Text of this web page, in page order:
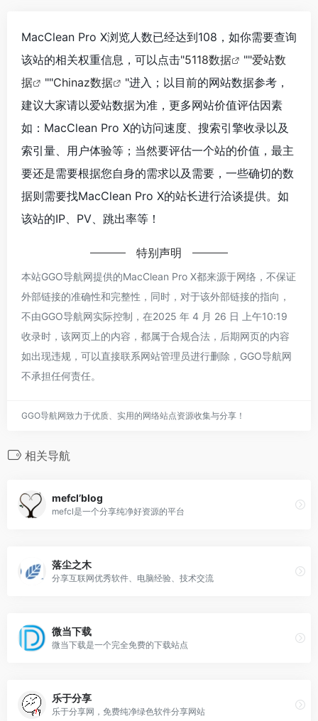
MacClean Pro X浏览人数已经达到108，如你需要查询
该站的相关权重信息，可以点击"5118数据 ""爱站数
据
""Chinaz数据
"进入；以目前的网站数据参考，
建议大家请以爱站数据为准，更多网站价值评估因素
如：MacClean Pro X的访问速度、搜索引擎收录以及
索引量、用户体验等；当然要评估一个站的价值，最主
要还是需要根据您自身的需求以及需要，一些确切的数
据则需要找MacClean Pro X的站长进行洽谈提供。如
该站的IP、PV、跳出率等！
特别声明
本站GGO导航网提供的MacClean Pro X都来源于网络，不保证
外部链接的准确性和完整性，同时，对于该外部链接的指向，
不由GGO导航网实际控制，在2025 年 4 月 26 日 上午10:19
收录时，该网页上的内容，都属于合规合法，后期网页的内容
如出现违规，可以直接联系网站管理员进行删除，GGO导航网
不承担任何责任。
GGO导航网致力于优质、实用的网络站点资源收集与分享！
相关导航
mefcl’blog
mefcl是一个分享纯净好资源的平台
落尘之木
分享互联网优秀软件、电脑经验、技术交流
微当下载
微当下载是一个完全免费的下载站点
乐于分享
乐于分享网，免费纯净绿色软件分享网站